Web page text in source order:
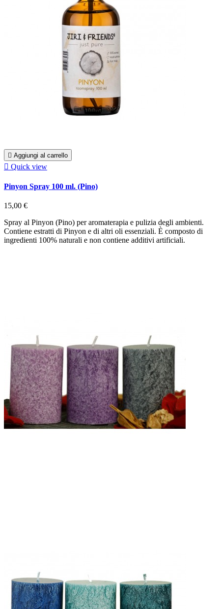
 Aggiungi al carrello
 Quick view
Pinyon Spray 100 ml. (Pino)
15,00 €
Spray al Pinyon (Pino) per aromaterapia e pulizia degli ambienti.
Contiene estratti di Pinyon e di altri oli essenziali. È composto di
ingredienti 100% naturali e non contiene additivi artificiali.